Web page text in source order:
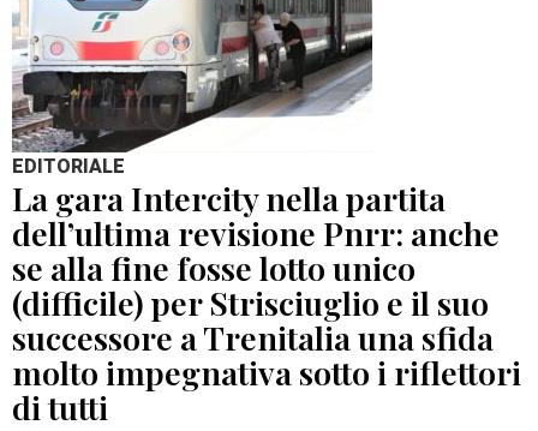
EDITORIALE
La gara Intercity nella partita
dell’ultima revisione Pnrr: anche
se alla fine fosse lotto unico
(difficile) per Strisciuglio e il suo
successore a Trenitalia una sfida
molto impegnativa sotto i riflettori
di tutti